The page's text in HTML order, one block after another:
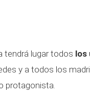
tendrá lugar todos los
y a todos los
protagonista.